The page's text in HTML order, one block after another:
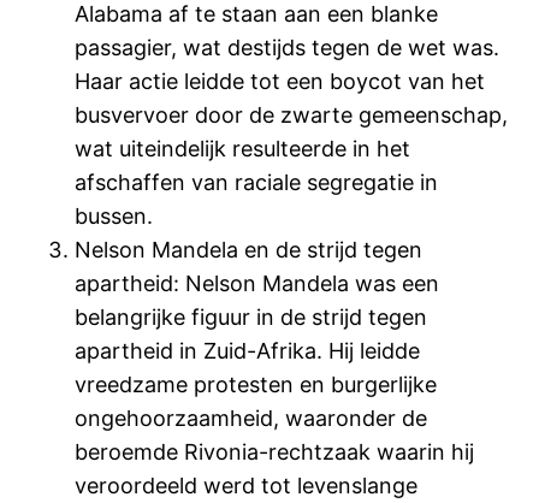
Alabama af te staan aan een blanke
passagier, wat destijds tegen de wet was.
Haar actie leidde tot een boycot van het
busvervoer door de zwarte gemeenschap,
wat uiteindelijk resulteerde in het
afschaffen van raciale segregatie in
bussen.
Nelson Mandela en de strijd tegen
apartheid: Nelson Mandela was een
belangrijke figuur in de strijd tegen
apartheid in Zuid-Afrika. Hij leidde
vreedzame protesten en burgerlijke
ongehoorzaamheid, waaronder de
beroemde Rivonia-rechtzaak waarin hij
veroordeeld werd tot levenslange